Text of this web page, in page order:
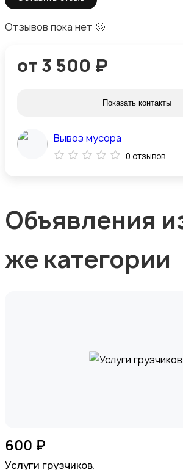
Отзывов пока нет 🥴
от 3 500 ₽
Показать контакты
Вывоз мусора
0 отзывов
Объявления
же категории
600 ₽
Услуги грузчиков.